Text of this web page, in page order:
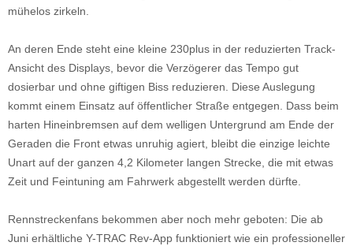
mühelos zirkeln.
An deren Ende steht eine kleine 230plus in der reduzierten Track-
Ansicht des Displays, bevor die Verzögerer das Tempo gut
dosierbar und ohne giftigen Biss reduzieren. Diese Auslegung
kommt einem Einsatz auf öffentlicher Straße entgegen. Dass beim
harten Hineinbremsen auf dem welligen Untergrund am Ende der
Geraden die Front etwas unruhig agiert, bleibt die einzige leichte
Unart auf der ganzen 4,2 Kilometer langen Strecke, die mit etwas
Zeit und Feintuning am Fahrwerk abgestellt werden dürfte.
Rennstreckenfans bekommen aber noch mehr geboten: Die ab
Juni erhältliche Y-TRAC Rev-App funktioniert wie ein professioneller